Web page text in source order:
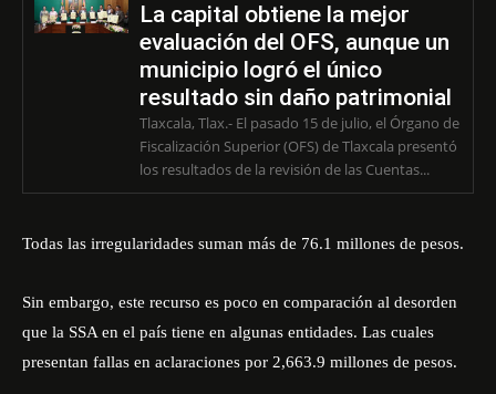
La capital obtiene la mejor
evaluación del OFS, aunque un
municipio logró el único
resultado sin daño patrimonial
Tlaxcala, Tlax.- El pasado 15 de julio, el Órgano de
Fiscalización Superior (OFS) de Tlaxcala presentó
los resultados de la revisión de las Cuentas...
Todas las irregularidades suman más de 76.1 millones de pesos.
Sin embargo, este recurso es poco en comparación al desorden
que la SSA en el país tiene en algunas entidades. Las cuales
presentan fallas en aclaraciones por 2,663.9 millones de pesos.